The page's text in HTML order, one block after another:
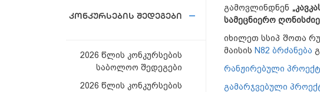
ᲙᲝᲜᲙᲣᲠᲡᲔᲑᲘᲡ ᲨᲔᲓᲔᲒᲔᲑᲘ
2026 წლის კონკურსების
საბოლოო შედეგები
2026 წლის კონკურსების
გამოვლინდნენ
სამეცნიერო
იხილეთ სსიპ შოთა
მაისის N82 ბრძანება
რანჟირებული
გამარჯვებული